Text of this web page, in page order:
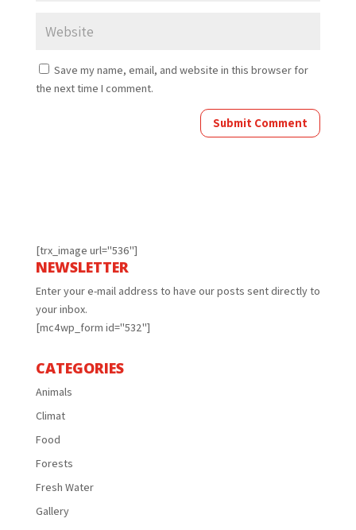
Save my name, email, and website in this browser for
the next time I comment.
[trx_image url="536"]
NEWSLETTER
Enter your e-mail address to have our posts sent directly to
your inbox.
[mc4wp_form id="532"]
CATEGORIES
Animals
Climat
Food
Forests
Fresh Water
Gallery